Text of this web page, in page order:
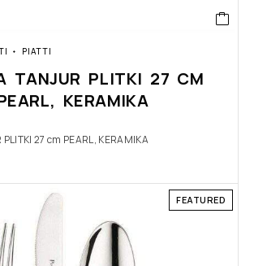
PIATTI
TANJUR PLITKI 27 CM
KERAMIKA
27 cm PEARL, KERAMIKA
FEATURED